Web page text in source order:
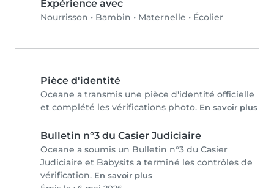
Expérience avec
Nourrisson • Bambin • Maternelle • Écolier
Pièce d'identité
Oceane a transmis une pièce d'identité officielle
et complété les vérifications photo. En savoir plus
Bulletin n°3 du Casier Judiciaire
Oceane a soumis un Bulletin n°3 du Casier
Judiciaire et Babysits a terminé les contrôles de
vérification. En savoir plus